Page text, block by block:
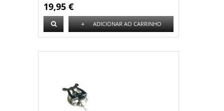
19,95 €
+ ADICIONAR AO CARRINHO